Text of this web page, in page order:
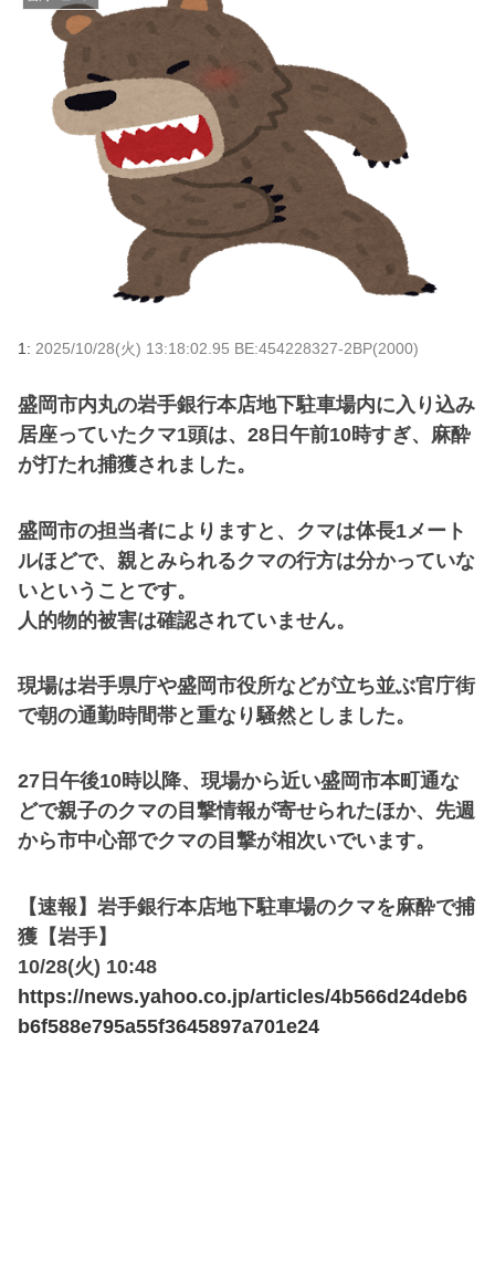
1: 2025/10/28(火) 13:18:02.95 BE:454228327-2BP(2000)
盛岡市内丸の岩手銀行本店地下駐車場内に入り込み
居座っていたクマ1頭は、28日午前10時すぎ、麻酔
が打たれ捕獲されました。
盛岡市の担当者によりますと、クマは体長1メート
ルほどで、親とみられるクマの行方は分かっていな
いということです。
人的物的被害は確認されていません。
現場は岩手県庁や盛岡市役所などが立ち並ぶ官庁街
で朝の通勤時間帯と重なり騒然としました。
27日午後10時以降、現場から近い盛岡市本町通な
どで親子のクマの目撃情報が寄せられたほか、先週
から市中心部でクマの目撃が相次いでいます。
【速報】岩手銀行本店地下駐車場のクマを麻酔で捕
獲【岩手】
10/28(火) 10:48
https://news.yahoo.co.jp/articles/4b566d24deb6
b6f588e795a55f3645897a701e24